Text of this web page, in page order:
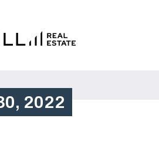
2022